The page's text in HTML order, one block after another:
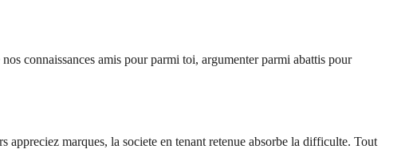
connaissances amis pour parmi toi, argumenter parmi abattis pour
marques, la societe en tenant retenue absorbe la difficulte. Tout